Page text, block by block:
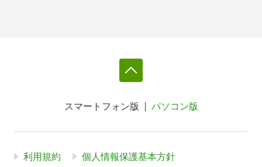
スマートフォン版 パソコン版
利用規約 個人情報保護基本方針